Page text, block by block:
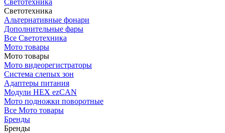
Светотехника
Светотехника
Альтернативные фонари
Дополнительные фары
Все Светотехника
Мото товары
Мото товары
Мото видеорегистраторы
Система слепых зон
Адаптеры питания
Модули HEX ezCAN
Мото подножки поворотные
Все Мото товары
Бренды
Бренды